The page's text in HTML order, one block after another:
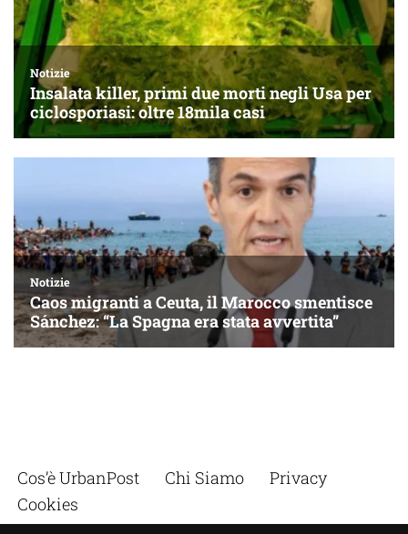
Cos’è UrbanPost Chi Siamo
Privacy
Cookies